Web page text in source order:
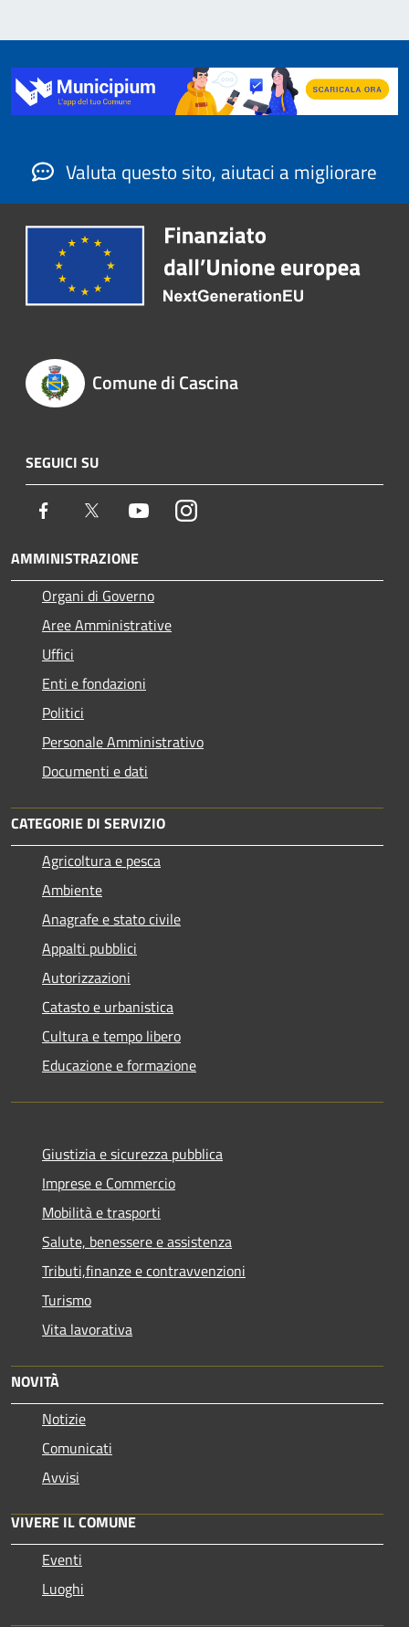
Valuta questo sito, aiutaci a migliorare
Comune di Cascina
SEGUICI SU
Facebook Twitter YoutubeInstagram
AMMINISTRAZIONE
Organi di Governo
Aree Amministrative
Uffici
Enti e fondazioni
Politici
Personale Amministrativo
Documenti e dati
CATEGORIE DI SERVIZIO
Agricoltura e pesca
Ambiente
Anagrafe e stato civile
Appalti pubblici
Autorizzazioni
Catasto e urbanistica
Cultura e tempo libero
Educazione e formazione
Giustizia e sicurezza pubblica
Imprese e Commercio
Mobilità e trasporti
Salute, benessere e assistenza
Tributi,finanze e contravvenzioni
Turismo
Vita lavorativa
NOVITÀ
Notizie
Comunicati
Avvisi
VIVERE IL COMUNE
Eventi
Luoghi